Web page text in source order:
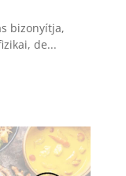
bizonyítja,
de...